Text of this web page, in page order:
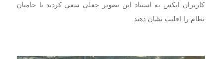
کاربران ایکس به استناد این تصویر جعلی سعی کردند تا حامیان
نظام را اقلیت نشان دهند.